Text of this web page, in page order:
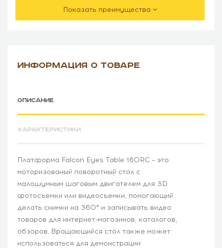
Показать преимущества
ИНФОРМАЦИЯ О ТОВАРЕ
ОПИСАНИЕ
ХАРАКТЕРИСТИКИ
Платформа Falcon Eyes Table 160RC – это
моторизованый поворотный стол с
малошумным шаговым двигателем для 3D
фотосъемки или видеосъемки, помогающий
делать снимки на 360° и записывать видео
товаров для интернет-магазинов, каталогов,
обзоров. Вращающийся стол также может
использоваться для демонстрации